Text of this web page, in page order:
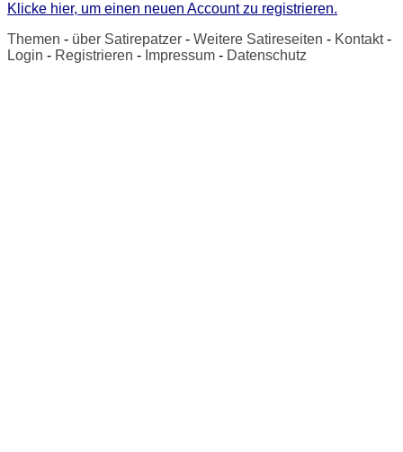
Klicke hier, um einen neuen Account zu registrieren.
Themen - über Satirepatzer - Weitere Satireseiten - Kontakt-
Login - Registrieren - Impressum - Datenschutz